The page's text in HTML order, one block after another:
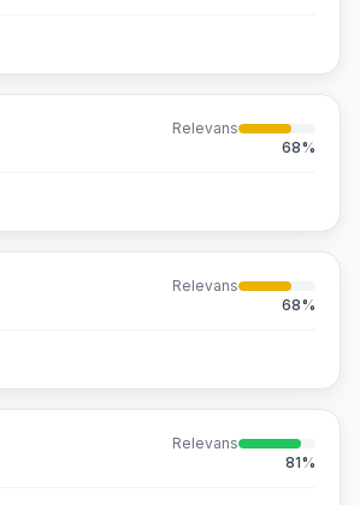
Relevans
68%
Relevans
68%
Relevans
81%